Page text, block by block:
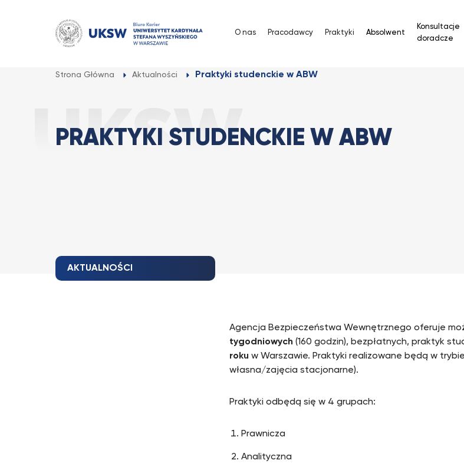
O nas Pracodawcy Praktyki Absolwent
Konsultacje
doradcze
Strona Główna Aktualności Praktyki studenckie w ABW
PRAKTYKI STUDENCKIE W ABW
AKTUALNOŚCI
Agencja Bezpieczeństwa Wewnętrznego oferuje
tygodniowych (160 godzin), bezpłatnych, praktyk
roku w Warszawie. Praktyki realizowane będą w trybie
własna/zajęcia stacjonarne).
Praktyki odbędą się w 4 grupach:
Prawnicza
Analityczna